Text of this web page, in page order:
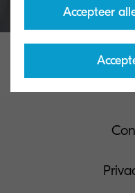
Accepteer